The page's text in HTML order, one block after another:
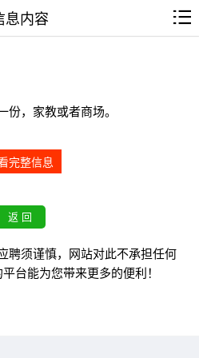
息内容
，家教或者商场。
完整信息
聘须谨慎，网站对此不承担任何
台能为您带来更多的便利！